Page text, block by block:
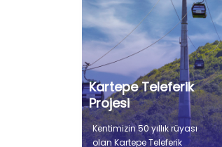
Kartepe Teleferik
Projesi
Kentimizin 50 yıllık rüyası
olan Kartepe Teleferik